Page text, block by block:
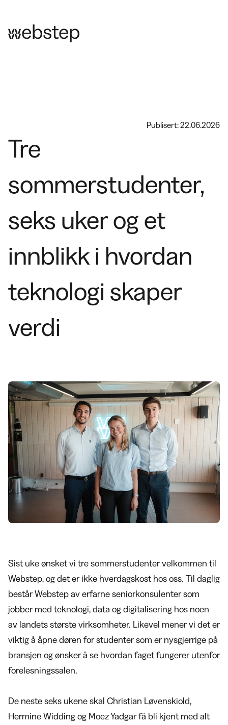
Publisert: 22.06.2026
Tre
sommerstudenter,
seks uker og et
innblikk i hvordan
teknologi skaper
verdi
Sist uke ønsket vi tre sommerstudenter velkommen til
Webstep, og det er ikke hverdagskost hos oss. Til daglig
består Webstep av erfarne seniorkonsulenter som
jobber med teknologi, data og digitalisering hos noen
av landets største virksomheter. Likevel mener vi det er
viktig å åpne døren for studenter som er nysgjerrige på
bransjen og ønsker å se hvordan faget fungerer utenfor
forelesningssalen.
De neste seks ukene skal Christian Løvenskiold,
Hermine Widding og Moez Yadgar få bli kjent med alt